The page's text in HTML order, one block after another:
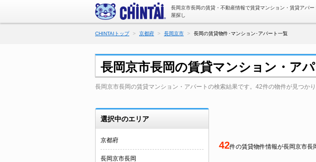
長岡京市長岡の賃貸・不動産情報で賃貸マンション・賃貸アパ
屋探し
CHINTAIトップ 京都府 長岡京市 長岡の賃貸物件･マンション･アパート一覧
長岡京市長岡の賃貸マンション・ア
長岡京市長岡の賃貸マンション・アパートの検索結果です。42件の物件が見つか
選択中のエリア
京都府
長岡京市長岡
42件の賃貸物件情報が長岡京市長